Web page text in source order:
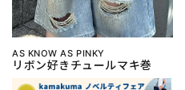
AS KNOW AS PINKY
リボン好きチュールマキ巻